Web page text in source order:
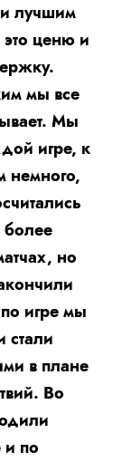
лучшим
ценю и
мы все
Мы
игре, к
немного,
более
но
игре мы
стали
в плане
Во
и по